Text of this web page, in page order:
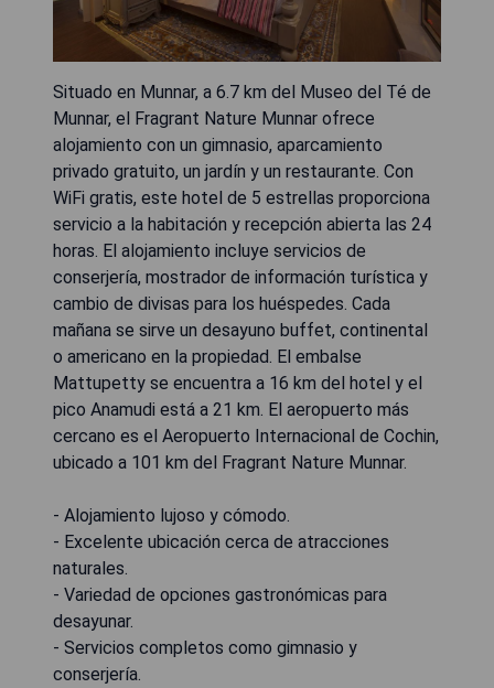
Situado en Munnar, a 6.7 km del Museo del Té de
Munnar, el Fragrant Nature Munnar ofrece
alojamiento con un gimnasio, aparcamiento
privado gratuito, un jardín y un restaurante. Con
WiFi gratis, este hotel de 5 estrellas proporciona
servicio a la habitación y recepción abierta las 24
horas. El alojamiento incluye servicios de
conserjería, mostrador de información turística y
cambio de divisas para los huéspedes. Cada
mañana se sirve un desayuno buffet, continental
o americano en la propiedad. El embalse
Mattupetty se encuentra a 16 km del hotel y el
pico Anamudi está a 21 km. El aeropuerto más
cercano es el Aeropuerto Internacional de Cochin,
ubicado a 101 km del Fragrant Nature Munnar.
- Alojamiento lujoso y cómodo.
- Excelente ubicación cerca de atracciones
naturales.
- Variedad de opciones gastronómicas para
desayunar.
- Servicios completos como gimnasio y
conserjería.